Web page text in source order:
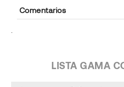
Comentarios
LISTA GAMA